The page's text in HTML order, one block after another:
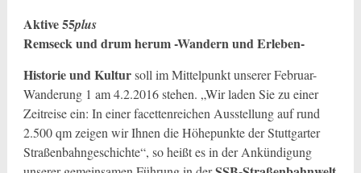
Aktive 55plus
Remseck und drum herum -Wandern und Erleben-
Historie und Kultursoll im Mittelpunkt unserer Februar-
Wanderung 1 am 4.2.2016 stehen. „Wir laden Sie zu einer
Zeitreise ein: In einer facettenreichen Ausstellung auf rund
2.500 qm zeigen wir Ihnen die Höhepunkte der Stuttgarter
Straßenbahngeschichte“, so heißt es in der Ankündigung